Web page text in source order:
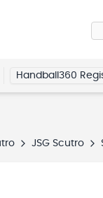
Handball360
JSG Scutro